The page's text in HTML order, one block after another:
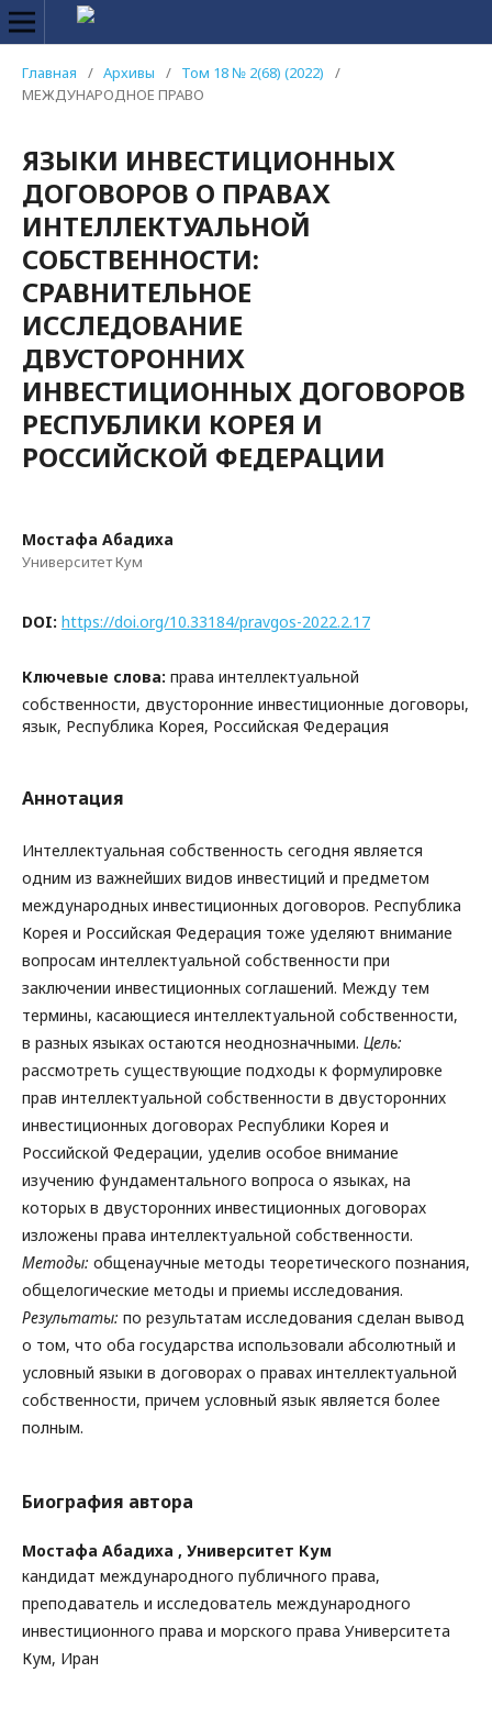
Главная / Архивы / Том 18 № 2(68) (2022)
/
МЕЖДУНАРОДНОЕ ПРАВО
ЯЗЫКИ ИНВЕСТИЦИОННЫХ
ДОГОВОРОВ О ПРАВАХ
ИНТЕЛЛЕКТУАЛЬНОЙ
СОБСТВЕННОСТИ:
СРАВНИТЕЛЬНОЕ
ИССЛЕДОВАНИЕ
ДВУСТОРОННИХ
ИНВЕСТИЦИОННЫХ ДОГОВОРОВ
РЕСПУБЛИКИ КОРЕЯ И
РОССИЙСКОЙ ФЕДЕРАЦИИ
Мостафа Абадиха
Университет Кум
DOI: https://doi.org/10.33184/pravgos-2022.2.17
Ключевые слова: права интеллектуальной
собственности, двусторонние инвестиционные договоры,
язык, Республика Корея, Российская Федерация
Аннотация
Интеллектуальная собственность сегодня является
одним из важнейших видов инвестиций и предметом
международных инвестиционных договоров. Республика
Корея и Российская Федерация тоже уделяют внимание
вопросам интеллектуальной собственности при
заключении инвестиционных соглашений. Между тем
термины, касающиеся интеллектуальной собственности,
в разных языках остаются неоднозначными. Цель:
рассмотреть существующие подходы к формулировке
прав интеллектуальной собственности в двусторонних
инвестиционных договорах Республики Корея и
Российской Федерации, уделив особое внимание
изучению фундаментального вопроса о языках, на
которых в двусторонних инвестиционных договорах
изложены права интеллектуальной собственности.
Методы: общенаучные методы теоретического познания,
общелогические методы и приемы исследования.
Результаты: по результатам исследования сделан вывод
о том, что оба государства использовали абсолютный и
условный языки в договорах о правах интеллектуальной
собственности, причем условный язык является более
полным.
Биография автора
Мостафа Абадиха , Университет Кум
кандидат международного публичного права,
преподаватель и исследователь международного
инвестиционного права и морского права Университета
Кум, Иран